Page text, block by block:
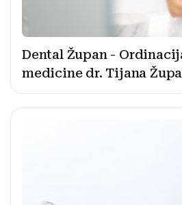
Dental Župan -
medicine dr. Tijana